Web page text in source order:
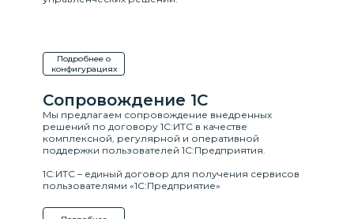
Подробнее о
конфигурациях
Сопровождение 1С
Мы предлагаем сопровождение внедренных
решений по договору 1С:ИТС в качестве
комплексной, регулярной и оперативной
поддержки пользователей 1С:Предприятия.
1С:ИТС – единый договор для получения сервисов
пользователями «1С:Предприятие»